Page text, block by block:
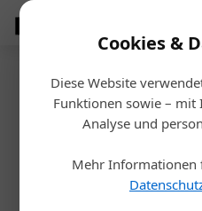
Cookies &
Diese Website
Funktionen sowie –
Analyse und
Mehr Informationen
Startseite/
Silvia